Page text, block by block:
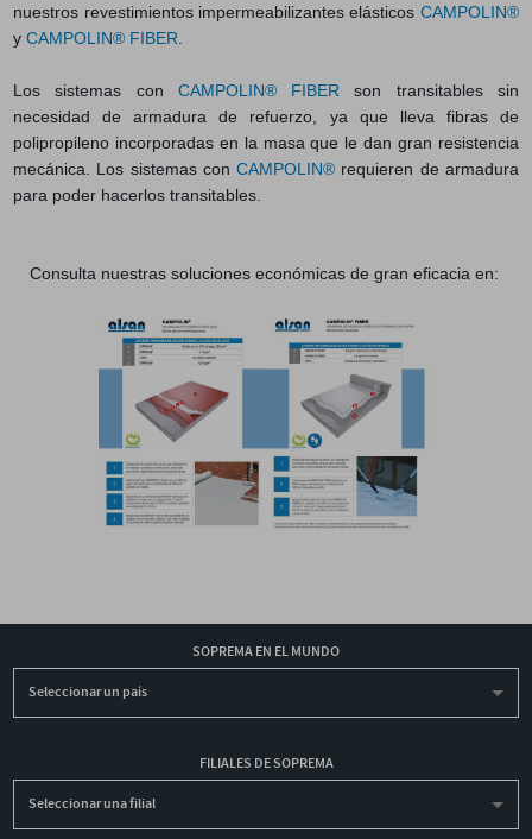
nuestros revestimientos impermeabilizantes elásticos CAMPOLIN®
yCAMPOLIN® FIBER
Los sistemas con CAMPOLIN® FIBER son transitables sin
necesidad de armadura de refuerzo, ya que lleva fibras de
polipropileno incorporadas en la masa que le dan gran resistencia
mecánica. Los sistemas conCAMPOLIN® requieren de armadura
para poder hacerlos transitables.
Consulta nuestras soluciones económicas de gran eficacia en:
SOPREMA EN EL MUNDO
Seleccionar un país
FILIALES DE SOPREMA
Seleccionar una filial